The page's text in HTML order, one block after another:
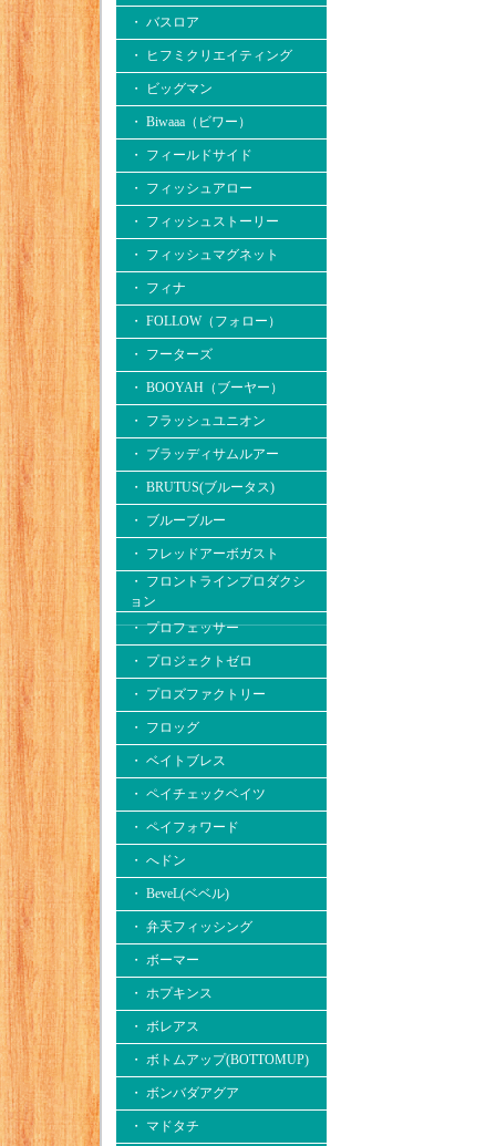
・ バスロア
・ ヒフミクリエイティング
・ ビッグマン
・ Biwaaa（ビワー）
・ フィールドサイド
・ フィッシュアロー
・ フィッシュストーリー
・ フィッシュマグネット
・ フィナ
・ FOLLOW（フォロー）
・ フーターズ
・ BOOYAH（ブーヤー）
・ フラッシュユニオン
・ ブラッディサムルアー
・ BRUTUS(ブルータス)
・ ブルーブルー
・ フレッドアーボガスト
・ フロントラインプロダクシ
ョン
・ プロフェッサー
・ プロジェクトゼロ
・ プロズファクトリー
・ フロッグ
・ ベイトブレス
・ ペイチェックベイツ
・ ペイフォワード
・ へドン
・ BeveL(ベベル)
・ 弁天フィッシング
・ ボーマー
・ ホプキンス
・ ボレアス
・ ボトムアップ(BOTTOMUP)
・ ボンバダアグア
・ マドタチ